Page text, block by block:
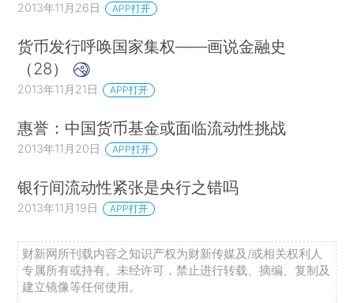
2013年11月26日 APP打开
货币发行呼唤国家集权——画说金融史
（28）
2013年11月21日 APP打开
惠誉：中国货币基金或面临流动性挑战
2013年11月20日 APP打开
银行间流动性紧张是央行之错吗
2013年11月19日 APP打开
财新网所刊载内容之知识产权为财新传媒及/或相关权利人
专属所有或持有。未经许可，禁止进行转载、摘编、复制及
建立镜像等任何使用。